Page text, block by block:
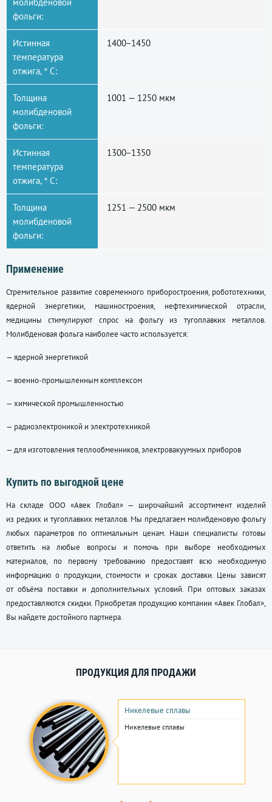
фольги:
Истинная
температура
отжига, ° С:
1400−1450
Толщина
молибденовой
фольги:
1001 — 1250 мкм
Истинная
температура
отжига, ° С:
1300−1350
Толщина
молибденовой
фольги:
1251 — 2500 мкм
Применение
Стремительное развитие современного приборостроения, робототехники,
ядерной энергетики, машиностроения, нефтехимической отрасли,
медицины стимулируют спрос на фольгу из тугоплавких металлов.
Молибденовая фольга наиболее часто используется:
— ядерной энергетикой
— военно-промышленным комплексом
— химической промышленностью
— радиоэлектроникой и электротехникой
— для изготовления теплообменников, электровакуумных приборов
Купить по выгодной цене
На складе ООО «Авек Глобал» — широчайший ассортимент изделий
из редких и тугоплавких металлов. Мы предлагаем молибденовую фольгу
любых параметров по оптимальным ценам. Наши специалисты готовы
ответить на любые вопросы и помочь при выборе необходимых
материалов, по первому требованию предоставят всю необходимую
информацию о продукции, стоимости и сроках доставки. Цены зависят
от объёма поставки и дополнительных условий. При оптовых заказах
предоставляются скидки. Приобретая продукцию компании «Авек Глобал»,
Вы найдете достойного партнера.
ПРОДУКЦИЯ ДЛЯ ПРОДАЖИ
Никелевые сплавы
Никелевые сплавы